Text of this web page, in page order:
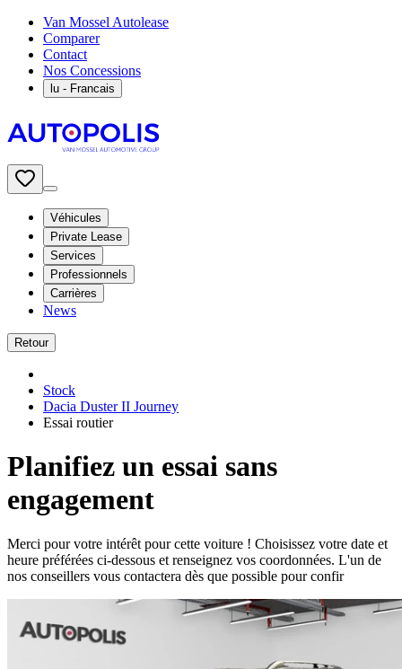
Van Mossel Autolease
Comparer
Contact
Nos Concessions
lu - Francais
Véhicules
Private Lease
Services
Professionnels
Carrières
News
Retour
Stock
Dacia Duster II Journey
Essai routier
Planifiez un essai sans
engagement
Merci pour votre intérêt pour cette voiture ! Choisissez votre date et
heure préférées ci-dessous et renseignez vos coordonnées. L'un de
nos conseillers vous contactera dès que possible pour confir